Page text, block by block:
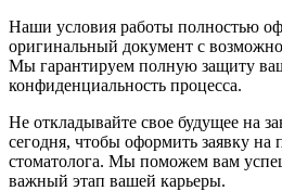
Наши условия работы полностью
оригинальный документ с
Мы гарантируем полную защиту
конфиденциальность процесса.
Не откладывайте свое будущее на
сегодня, чтобы оформить заявку на
стоматолога. Мы поможем вам
важный этап вашей карьеры.